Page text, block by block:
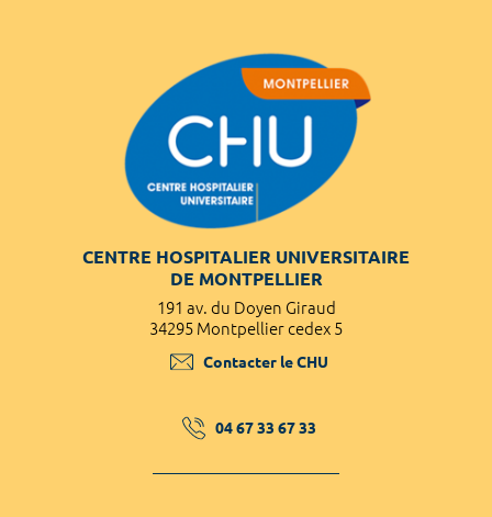
CENTRE HOSPITALIER UNIVERSITAIRE
DE MONTPELLIER
191 av. du Doyen Giraud
34295 Montpellier cedex 5
Contacter le CHU
04 67 33 67 33